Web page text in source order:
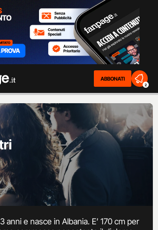
ABBONATI
2
anni e nasce in Albania. E’ 170 cm per